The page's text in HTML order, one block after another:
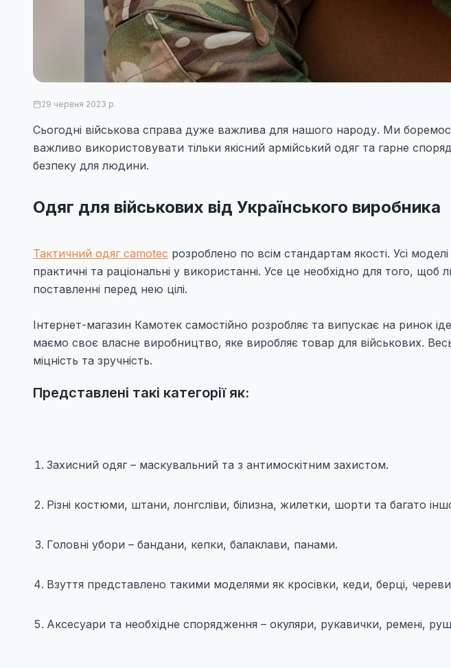
29 червня 2023 р.
Сьогодні військова справа дуже важлива для нашого народу. Ми
важливо використовувати тільки якісний армійський одяг та гарне
безпеку для людини.
Одяг для військових від Українського виробника
Тактичний одяг camotec розроблено по всім стандартам якості. Усі
практичні та раціональні у використанні. Усе це необхідно для того, щоб
поставленні перед нею цілі.
Інтернет-магазин Камотек самостійно розробляє та випускає на ринок
маємо своє власне виробництво, яке виробляє товар для військових.
міцність та зручність.
Представлені такі категорії як:
Захисний одяг – маскувальний та з антимоскітним захистом.
Різні костюми, штани, лонгсліви, білизна, жилетки, шорти та багато
Головні убори – бандани, кепки, балаклави, панами.
Взуття представлено такими моделями як кросівки, кеди, берці,
Аксесуари та необхідне спорядження – окуляри, рукавички, ремені,